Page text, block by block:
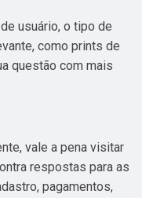
usuário, o tipo de
como prints de
questão com mais
vale a pena visitar
respostas para as
pagamentos,